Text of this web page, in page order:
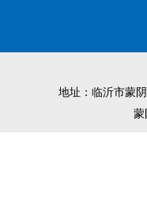
地址：临沂市蒙